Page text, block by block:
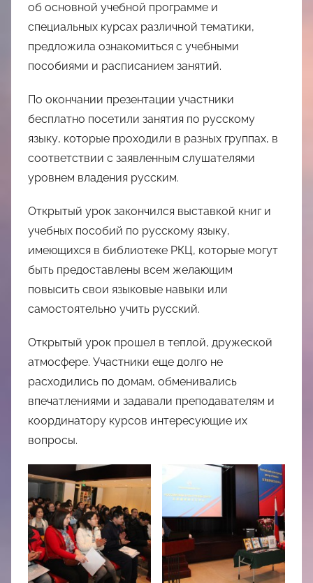
об основной учебной программе и
специальных курсах различной тематики,
предложила ознакомиться с учебными
пособиями и расписанием занятий.
По окончании презентации участники
бесплатно посетили занятия по русскому
языку, которые проходили в разных группах, в
соответствии с заявленным слушателями
уровнем владения русским.
Открытый урок закончился выставкой книг и
учебных пособий по русскому языку,
имеющихся в библиотеке РКЦ, которые могут
быть предоставлены всем желающим
повысить свои языковые навыки или
самостоятельно учить русский.
Открытый урок прошел в теплой, дружеской
атмосфере. Участники еще долго не
расходились по домам, обменивались
впечатлениями и задавали преподавателям и
координатору курсов интересующие их
вопросы.